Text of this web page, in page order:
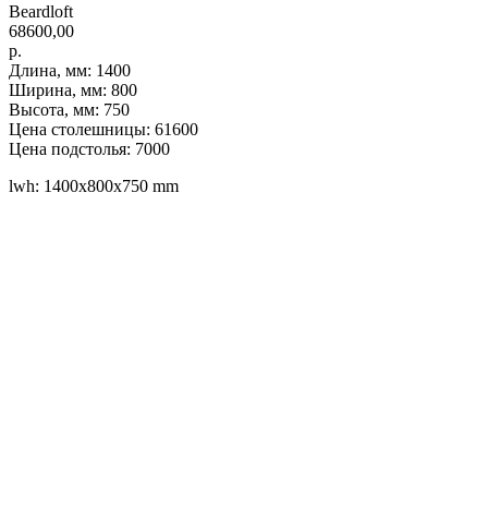
Beardloft
68600,00
р.
Длина, мм: 1400
Ширина, мм: 800
Высота, мм: 750
Цена столешницы: 61600
Цена подстолья: 7000
lwh: 1400x800x750 mm